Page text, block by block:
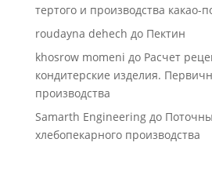
тертого и производства какао-
roudayna dehech до Пектин
khosrow momeni до Расчет
кондитерские изделия.
производства
Samarth Engineeringдо
хлебопекарного производства